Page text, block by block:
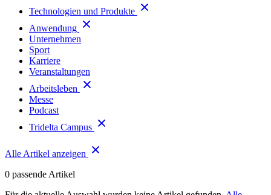
Technologien und Produkte
Anwendung
Unternehmen
Sport
Karriere
Veranstaltungen
Arbeitsleben
Messe
Podcast
Tridelta Campus
Alle Artikel anzeigen
0 passende Artikel